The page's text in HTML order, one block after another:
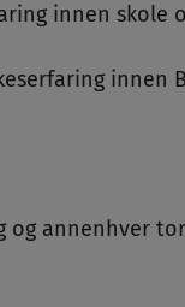
innen skole
innen
og annenhver